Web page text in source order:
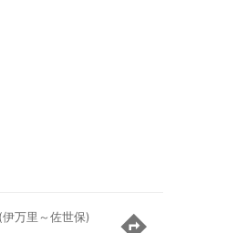
万里～佐世保)